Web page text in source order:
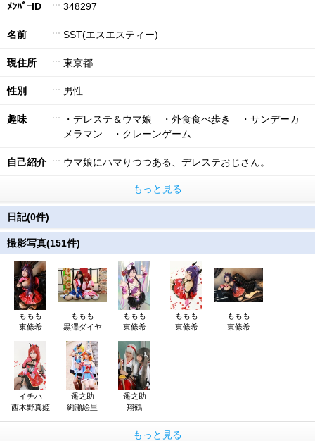
ﾒﾝﾊﾞｰID 348297
名前 SST(エスエスティー)
現住所 東京都
性別 男性
趣味
・デレステ＆ウマ娘 ・外食食べ歩き ・サンデーカ
メラマン ・クレーンゲーム
自己紹介 ウマ娘にハマりつつある、デレステおじさん。
もっと見る
日記(0件)
撮影写真(151件)
ももも
東條希
ももも
黒澤ダイヤ
ももも
東條希
ももも
東條希
ももも
東條希
イチハ
西木野真姫
遥之助
絢瀬絵里
遥之助
翔鶴
もっと見る